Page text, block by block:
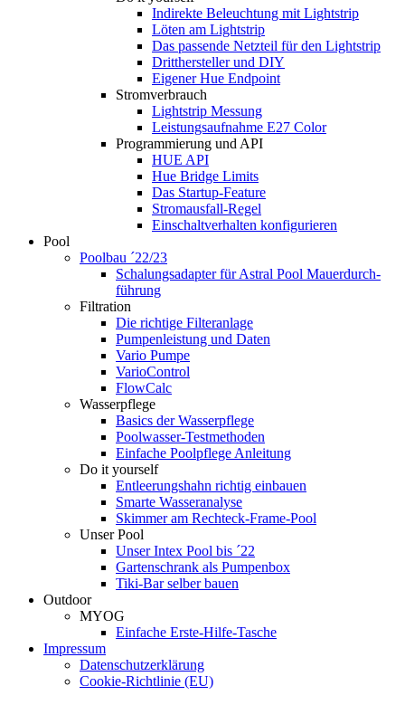
Indirekte Beleuchtung mit Lightstrip
Löten am Lightstrip
Das passende Netzteil für den Lightstrip
Dritthersteller und DIY
Eigener Hue Endpoint
Stromverbrauch
Lightstrip Messung
Leistungsaufnahme E27 Color
Programmierung und API
HUE API
Hue Bridge Limits
Das Startup-Feature
Stromausfall-Regel
Einschaltverhalten konfigurieren
Pool
Poolbau ´22/23
Schalungs­adapter für Astral Pool Mauer­durch­
führung
Filtration
Die richtige Filter­anlage
Pumpenleistung und Daten
Vario Pumpe
Vario­Control
FlowCalc
Wasserpflege
Basics der Wasserpflege
Poolwasser-Testmethoden
Einfache Poolpflege Anleitung
Do it yourself
Ent­leerungs­hahn richtig einbauen
Smarte Wasseranalyse
Skimmer am Rechteck-Frame-Pool
Unser Pool
Unser Intex Pool bis ´22
Gartenschrank als Pumpenbox
Tiki-Bar selber bauen
Outdoor
MYOG
Einfache Erste-Hilfe-Tasche
Impressum
Datenschutzerklärung
Cookie-Richtlinie (EU)